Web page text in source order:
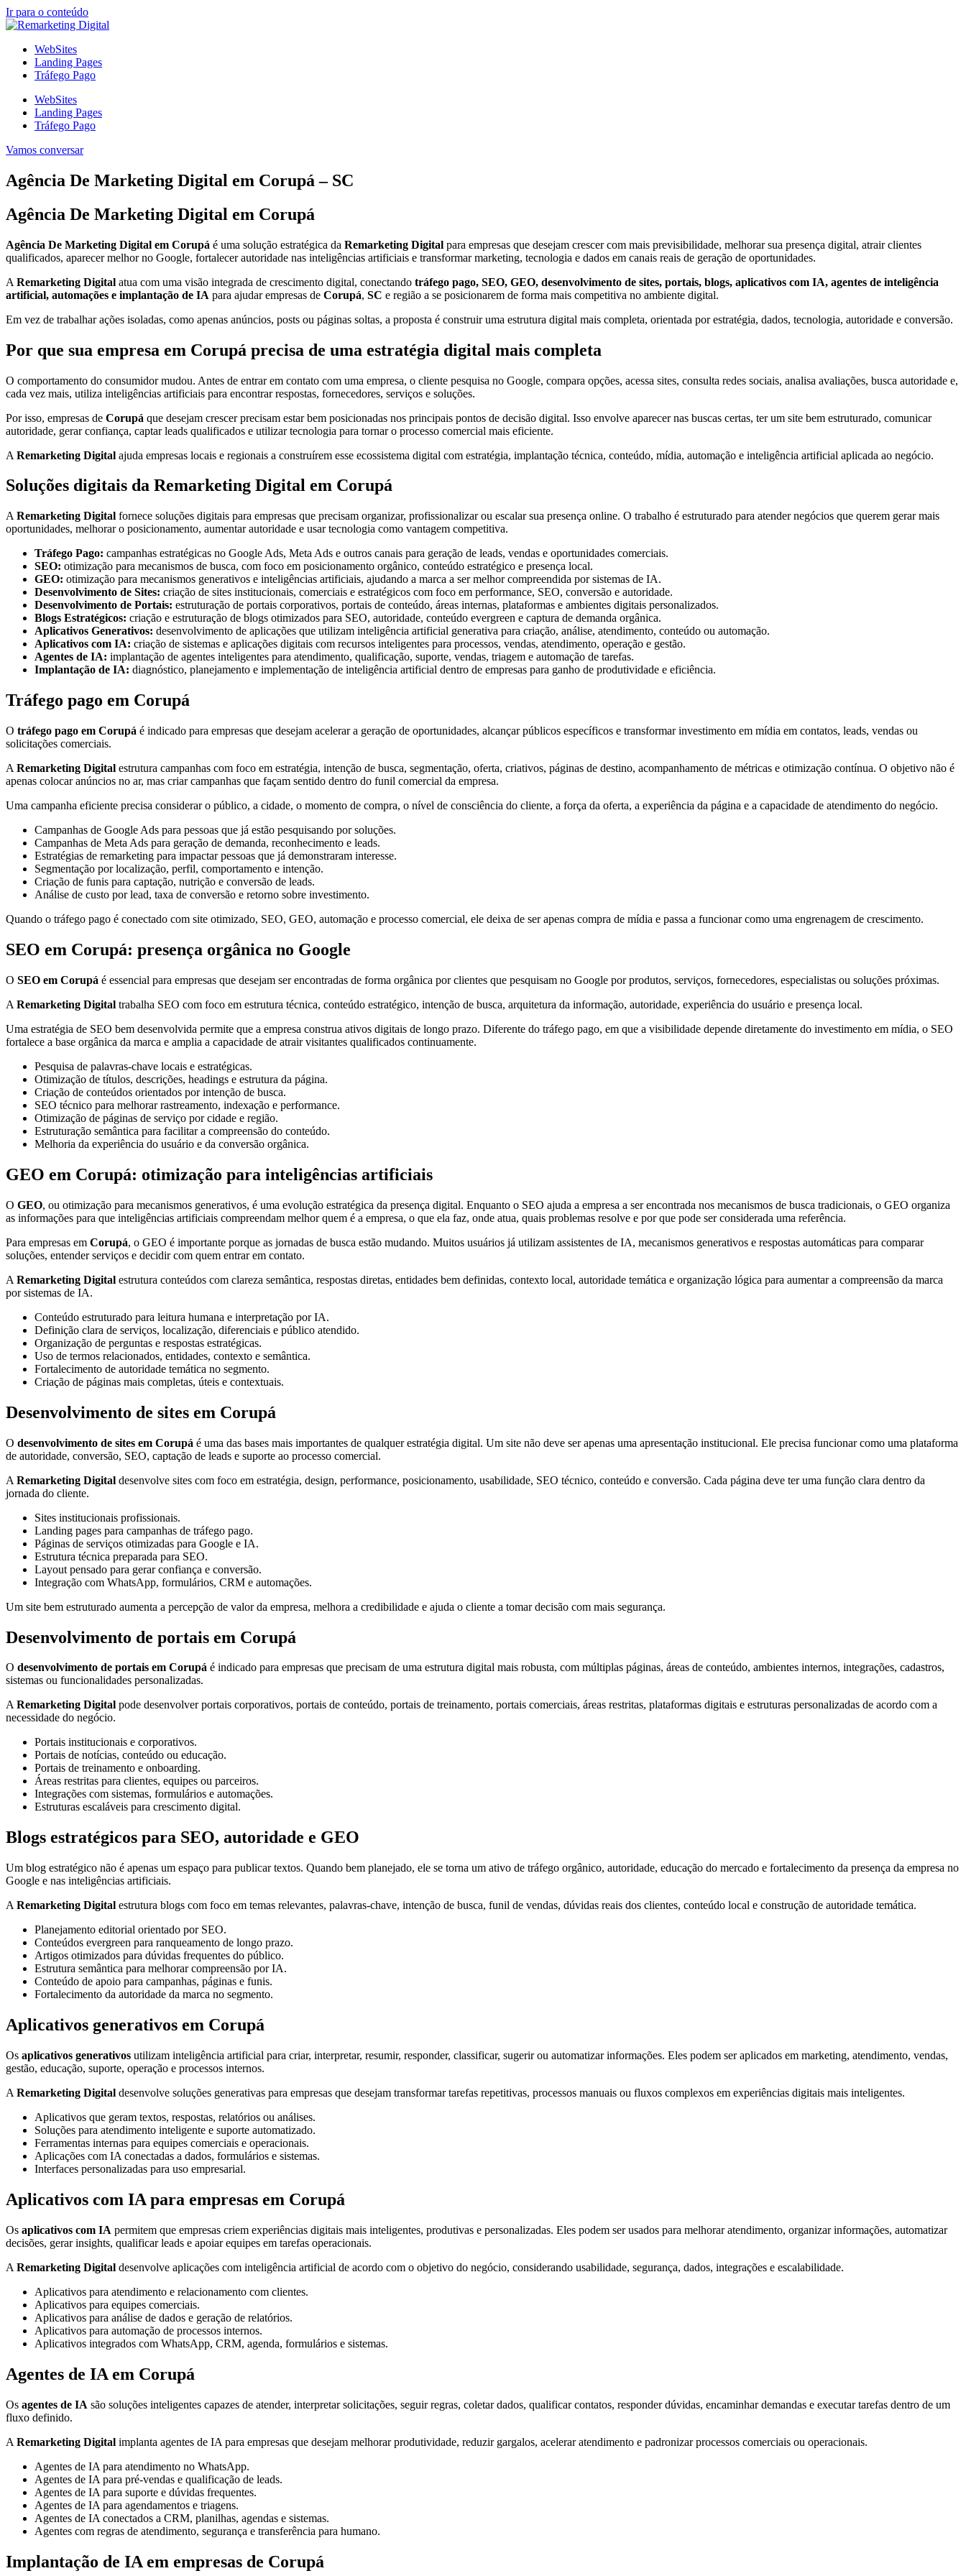
Ir para o conteúdo
WebSites
Landing Pages
Tráfego Pago
WebSites
Landing Pages
Tráfego Pago
Vamos conversar
Agência De Marketing Digital em Corupá – SC
Agência De Marketing Digital em Corupá
Agência De Marketing Digital em Corupá é uma solução estratégica da Remarketing Digital para empresas que desejam crescer com mais previsibilidade, melhorar sua presença digital, atrair clientes
qualificados, aparecer melhor no Google, fortalecer autoridade nas inteligências artificiais e transformar marketing, tecnologia e dados em canais reais de geração de oportunidades.
A Remarketing Digital atua com uma visão integrada de crescimento digital, conectando tráfego pago, SEO, GEO, desenvolvimento de sites, portais, blogs, aplicativos com IA, agentes de inteligência
artificial, automações e implantação de IA para ajudar empresas de Corupá, SC e região a se posicionarem de forma mais competitiva no ambiente digital.
Em vez de trabalhar ações isoladas, como apenas anúncios, posts ou páginas soltas, a proposta é construir uma estrutura digital mais completa, orientada por estratégia, dados, tecnologia, autoridade e conversão.
Por que sua empresa em Corupá precisa de uma estratégia digital mais completa
O comportamento do consumidor mudou. Antes de entrar em contato com uma empresa, o cliente pesquisa no Google, compara opções, acessa sites, consulta redes sociais, analisa avaliações, busca autoridade e,
cada vez mais, utiliza inteligências artificiais para encontrar respostas, fornecedores, serviços e soluções.
Por isso, empresas de Corupá que desejam crescer precisam estar bem posicionadas nos principais pontos de decisão digital. Isso envolve aparecer nas buscas certas, ter um site bem estruturado, comunicar
autoridade, gerar confiança, captar leads qualificados e utilizar tecnologia para tornar o processo comercial mais eficiente.
A Remarketing Digital ajuda empresas locais e regionais a construírem esse ecossistema digital com estratégia, implantação técnica, conteúdo, mídia, automação e inteligência artificial aplicada ao negócio.
Soluções digitais da Remarketing Digital em Corupá
A Remarketing Digital fornece soluções digitais para empresas que precisam organizar, profissionalizar ou escalar sua presença online. O trabalho é estruturado para atender negócios que querem gerar mais
oportunidades, melhorar o posicionamento, aumentar autoridade e usar tecnologia como vantagem competitiva.
Tráfego Pago: campanhas estratégicas no Google Ads, Meta Ads e outros canais para geração de leads, vendas e oportunidades comerciais.
SEO: otimização para mecanismos de busca, com foco em posicionamento orgânico, conteúdo estratégico e presença local.
GEO: otimização para mecanismos generativos e inteligências artificiais, ajudando a marca a ser melhor compreendida por sistemas de IA.
Desenvolvimento de Sites: criação de sites institucionais, comerciais e estratégicos com foco em performance, SEO, conversão e autoridade.
Desenvolvimento de Portais: estruturação de portais corporativos, portais de conteúdo, áreas internas, plataformas e ambientes digitais personalizados.
Blogs Estratégicos: criação e estruturação de blogs otimizados para SEO, autoridade, conteúdo evergreen e captura de demanda orgânica.
Aplicativos Generativos: desenvolvimento de aplicações que utilizam inteligência artificial generativa para criação, análise, atendimento, conteúdo ou automação.
Aplicativos com IA: criação de sistemas e aplicações digitais com recursos inteligentes para processos, vendas, atendimento, operação e gestão.
Agentes de IA: implantação de agentes inteligentes para atendimento, qualificação, suporte, vendas, triagem e automação de tarefas.
Implantação de IA: diagnóstico, planejamento e implementação de inteligência artificial dentro de empresas para ganho de produtividade e eficiência.
Tráfego pago em Corupá
O tráfego pago em Corupá é indicado para empresas que desejam acelerar a geração de oportunidades, alcançar públicos específicos e transformar investimento em mídia em contatos, leads, vendas ou
solicitações comerciais.
A Remarketing Digital estrutura campanhas com foco em estratégia, intenção de busca, segmentação, oferta, criativos, páginas de destino, acompanhamento de métricas e otimização contínua. O objetivo não é
apenas colocar anúncios no ar, mas criar campanhas que façam sentido dentro do funil comercial da empresa.
Uma campanha eficiente precisa considerar o público, a cidade, o momento de compra, o nível de consciência do cliente, a força da oferta, a experiência da página e a capacidade de atendimento do negócio.
Campanhas de Google Ads para pessoas que já estão pesquisando por soluções.
Campanhas de Meta Ads para geração de demanda, reconhecimento e leads.
Estratégias de remarketing para impactar pessoas que já demonstraram interesse.
Segmentação por localização, perfil, comportamento e intenção.
Criação de funis para captação, nutrição e conversão de leads.
Análise de custo por lead, taxa de conversão e retorno sobre investimento.
Quando o tráfego pago é conectado com site otimizado, SEO, GEO, automação e processo comercial, ele deixa de ser apenas compra de mídia e passa a funcionar como uma engrenagem de crescimento.
SEO em Corupá: presença orgânica no Google
O SEO em Corupá é essencial para empresas que desejam ser encontradas de forma orgânica por clientes que pesquisam no Google por produtos, serviços, fornecedores, especialistas ou soluções próximas.
A Remarketing Digital trabalha SEO com foco em estrutura técnica, conteúdo estratégico, intenção de busca, arquitetura da informação, autoridade, experiência do usuário e presença local.
Uma estratégia de SEO bem desenvolvida permite que a empresa construa ativos digitais de longo prazo. Diferente do tráfego pago, em que a visibilidade depende diretamente do investimento em mídia, o SEO
fortalece a base orgânica da marca e amplia a capacidade de atrair visitantes qualificados continuamente.
Pesquisa de palavras-chave locais e estratégicas.
Otimização de títulos, descrições, headings e estrutura da página.
Criação de conteúdos orientados por intenção de busca.
SEO técnico para melhorar rastreamento, indexação e performance.
Otimização de páginas de serviço por cidade e região.
Estruturação semântica para facilitar a compreensão do conteúdo.
Melhoria da experiência do usuário e da conversão orgânica.
GEO em Corupá: otimização para inteligências artificiais
O GEO, ou otimização para mecanismos generativos, é uma evolução estratégica da presença digital. Enquanto o SEO ajuda a empresa a ser encontrada nos mecanismos de busca tradicionais, o GEO organiza
as informações para que inteligências artificiais compreendam melhor quem é a empresa, o que ela faz, onde atua, quais problemas resolve e por que pode ser considerada uma referência.
Para empresas em Corupá, o GEO é importante porque as jornadas de busca estão mudando. Muitos usuários já utilizam assistentes de IA, mecanismos generativos e respostas automáticas para comparar
soluções, entender serviços e decidir com quem entrar em contato.
A Remarketing Digital estrutura conteúdos com clareza semântica, respostas diretas, entidades bem definidas, contexto local, autoridade temática e organização lógica para aumentar a compreensão da marca
por sistemas de IA.
Conteúdo estruturado para leitura humana e interpretação por IA.
Definição clara de serviços, localização, diferenciais e público atendido.
Organização de perguntas e respostas estratégicas.
Uso de termos relacionados, entidades, contexto e semântica.
Fortalecimento de autoridade temática no segmento.
Criação de páginas mais completas, úteis e contextuais.
Desenvolvimento de sites em Corupá
O desenvolvimento de sites em Corupá é uma das bases mais importantes de qualquer estratégia digital. Um site não deve ser apenas uma apresentação institucional. Ele precisa funcionar como uma plataforma
de autoridade, conversão, SEO, captação de leads e suporte ao processo comercial.
A Remarketing Digital desenvolve sites com foco em estratégia, design, performance, posicionamento, usabilidade, SEO técnico, conteúdo e conversão. Cada página deve ter uma função clara dentro da
jornada do cliente.
Sites institucionais profissionais.
Landing pages para campanhas de tráfego pago.
Páginas de serviços otimizadas para Google e IA.
Estrutura técnica preparada para SEO.
Layout pensado para gerar confiança e conversão.
Integração com WhatsApp, formulários, CRM e automações.
Um site bem estruturado aumenta a percepção de valor da empresa, melhora a credibilidade e ajuda o cliente a tomar decisão com mais segurança.
Desenvolvimento de portais em Corupá
O desenvolvimento de portais em Corupá é indicado para empresas que precisam de uma estrutura digital mais robusta, com múltiplas páginas, áreas de conteúdo, ambientes internos, integrações, cadastros,
sistemas ou funcionalidades personalizadas.
ARemarketing Digital pode desenvolver portais corporativos, portais de conteúdo, portais de treinamento, portais comerciais, áreas restritas, plataformas digitais e estruturas personalizadas de acordo com a
necessidade do negócio.
Portais institucionais e corporativos.
Portais de notícias, conteúdo ou educação.
Portais de treinamento e onboarding.
Áreas restritas para clientes, equipes ou parceiros.
Integrações com sistemas, formulários e automações.
Estruturas escaláveis para crescimento digital.
Blogs estratégicos para SEO, autoridade e GEO
Um blog estratégico não é apenas um espaço para publicar textos. Quando bem planejado, ele se torna um ativo de tráfego orgânico, autoridade, educação do mercado e fortalecimento da presença da empresa no
Google e nas inteligências artificiais.
A Remarketing Digital estrutura blogs com foco em temas relevantes, palavras-chave, intenção de busca, funil de vendas, dúvidas reais dos clientes, conteúdo local e construção de autoridade temática.
Planejamento editorial orientado por SEO.
Conteúdos evergreen para ranqueamento de longo prazo.
Artigos otimizados para dúvidas frequentes do público.
Estrutura semântica para melhorar compreensão por IA.
Conteúdo de apoio para campanhas, páginas e funis.
Fortalecimento da autoridade da marca no segmento.
Aplicativos generativos em Corupá
Os aplicativos generativos utilizam inteligência artificial para criar, interpretar, resumir, responder, classificar, sugerir ou automatizar informações. Eles podem ser aplicados em marketing, atendimento, vendas,
gestão, educação, suporte, operação e processos internos.
A Remarketing Digital desenvolve soluções generativas para empresas que desejam transformar tarefas repetitivas, processos manuais ou fluxos complexos em experiências digitais mais inteligentes.
Aplicativos que geram textos, respostas, relatórios ou análises.
Soluções para atendimento inteligente e suporte automatizado.
Ferramentas internas para equipes comerciais e operacionais.
Aplicações com IA conectadas a dados, formulários e sistemas.
Interfaces personalizadas para uso empresarial.
Aplicativos com IA para empresas em Corupá
Os aplicativos com IA permitem que empresas criem experiências digitais mais inteligentes, produtivas e personalizadas. Eles podem ser usados para melhorar atendimento, organizar informações, automatizar
decisões, gerar insights, qualificar leads e apoiar equipes em tarefas operacionais.
A Remarketing Digital desenvolve aplicações com inteligência artificial de acordo com o objetivo do negócio, considerando usabilidade, segurança, dados, integrações e escalabilidade.
Aplicativos para atendimento e relacionamento com clientes.
Aplicativos para equipes comerciais.
Aplicativos para análise de dados e geração de relatórios.
Aplicativos para automação de processos internos.
Aplicativos integrados com WhatsApp, CRM, agenda, formulários e sistemas.
Agentes de IA em Corupá
Os agentes de IA são soluções inteligentes capazes de atender, interpretar solicitações, seguir regras, coletar dados, qualificar contatos, responder dúvidas, encaminhar demandas e executar tarefas dentro de um
fluxo definido.
A Remarketing Digital implanta agentes de IA para empresas que desejam melhorar produtividade, reduzir gargalos, acelerar atendimento e padronizar processos comerciais ou operacionais.
Agentes de IA para atendimento no WhatsApp.
Agentes de IA para pré-vendas e qualificação de leads.
Agentes de IA para suporte e dúvidas frequentes.
Agentes de IA para agendamentos e triagens.
Agentes de IA conectados a CRM, planilhas, agendas e sistemas.
Agentes com regras de atendimento, segurança e transferência para humano.
Implantação de IA em empresas de Corupá